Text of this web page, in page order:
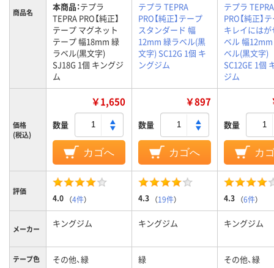
商品名 本商品：テプラ
TEPRA PRO【純正】
テープ マグネット
テープ 幅18mm 緑
ラベル(黒文字)
SJ18G 1個 キングジ
ム
テプラ TEPRA
PRO【純正】テープ
スタンダード 幅
12mm 緑ラベル(黒
文字) SC12G 1個 キ
ングジム
テプラ TEPRA
PRO【純正】
キレイには
ベル 幅
ベル(黒文字)
SC12GE 1個
ジム
価格
(税込)
￥1,650
数量
カゴへ
￥897
数量
カゴへ
数量
カ
評価
4.0 （4件） 4.3 （19件） 4.3 （6件）
メーカー キングジム キングジム キングジム
テープ色 その他、緑 緑 その他、緑